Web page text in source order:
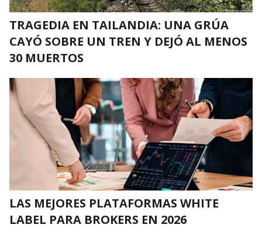
TRAGEDIA EN TAILANDIA: UNA GRÚA
CAYÓ SOBRE UN TREN Y DEJÓ AL MENOS
30 MUERTOS
LAS MEJORES PLATAFORMAS WHITE
LABEL PARA BROKERS EN 2026